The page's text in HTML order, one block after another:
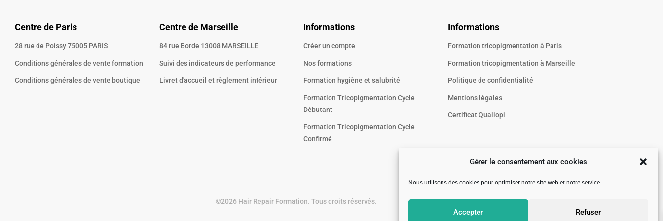
Gérer le consentement aux cookies
Nous utilisons des cookies pour optimiser notre site web et notre service.
Accepter Refuser
Centre de Paris
28 rue de Poissy 75005 PARIS
Conditions générales de vente formation
Conditions générales de vente boutique
Centre de Marseille
84 rue Borde 13008 MARSEILLE
Suivi des indicateurs de performance
Livret d'accueil et règlement intérieur
Informations
Créer un compte
Nos formations
Formation hygiène et salubrité
Formation Tricopigmentation Cycle
Débutant
Formation Tricopigmentation Cycle
Confirmé
Informations
Formation tricopigmentation à Paris
Formation tricopigmentation à Marseille
Politique de confidentialité
Mentions légales
Certificat Qualiopi
©2026 Hair Repair Formation. Tous droits réservés.